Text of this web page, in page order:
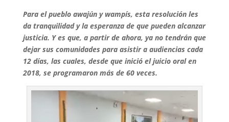
Para el pueblo awajún y wampís, esta resolución les
da tranquilidad y la esperanza de que pueden alcanzar
justicia. Y es que, a partir de ahora, ya no tendrán que
dejar sus comunidades para asistir a audiencias cada
12 días, las cuales, desde que inició eljuicio oral en
2018, se programaron más de 60 veces.